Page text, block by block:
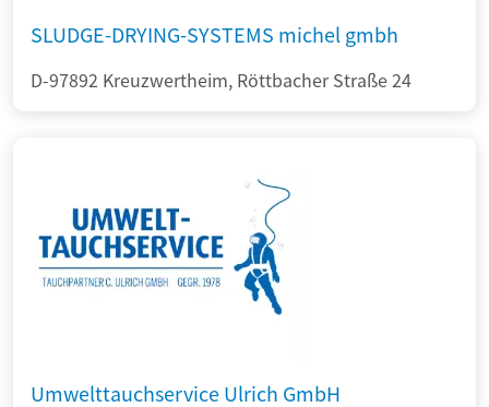
SLUDGE-DRYING-SYSTEMS michel gmbh
D-97892 Kreuzwertheim, Röttbacher Straße 24
Umwelttauchservice Ulrich GmbH